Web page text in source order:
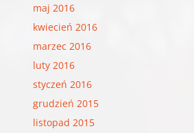
maj 2016
kwiecień 2016
marzec 2016
luty 2016
styczeń 2016
grudzień 2015
listopad 2015